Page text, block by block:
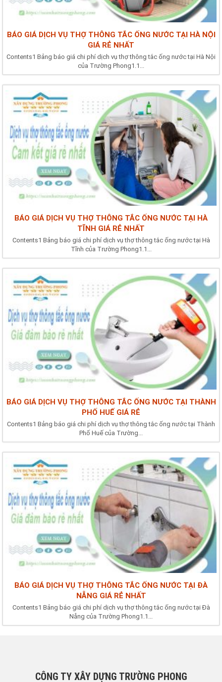
BÁO GIÁ DỊCH VỤ THỢ THÔNG TẮC ỐNG NƯỚC TẠI HÀ NỘI
GIÁ RẺ NHẤT
Contents1 Bảng báo giá chi phí dịch vụ thợ thông tắc ống nước tại Hà Nội
của Trường Phong1.1...
BÁO GIÁ DỊCH VỤ THỢ THÔNG TẮC ỐNG NƯỚC TẠI HÀ
TĨNH GIÁ RẺ NHẤT
Contents1 Bảng báo giá chi phí dịch vụ thợ thông tắc ống nước tại Hà
Tĩnh của Trường Phong1.1...
BÁO GIÁ DỊCH VỤ THỢ THÔNG TẮC ỐNG NƯỚC TẠI THÀNH
PHỐ HUẾ GIÁ RẺ
Contents1 Bảng báo giá chi phí dịch vụ thợ thông tắc ống nước tại Thành
Phố Huế của Trường...
BÁO GIÁ DỊCH VỤ THỢ THÔNG TẮC ỐNG NƯỚC TẠI ĐÀ
NẴNG GIÁ RẺ NHẤT
Contents1 Bảng báo giá chi phí dịch vụ thợ thông tắc ống nước tại Đà
Nẵng của Trường Phong1.1...
CÔNG TY XÂY DỰNG TRƯỜNG PHONG